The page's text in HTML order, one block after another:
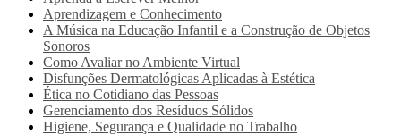
Aprendizagem e Conhecimento
A Música na Educação Infantil e a Construção de Objetos
Sonoros
Como Avaliar no Ambiente Virtual
Disfunções Dermatológicas Aplicadas à Estética
Ética no Cotidiano das Pessoas
Gerenciamento dos Resíduos Sólidos
Higiene, Segurança e Qualidade no Trabalho